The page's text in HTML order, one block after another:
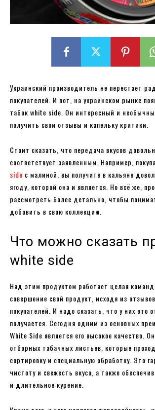
Украинский производитель не перестает
покупателей. И вот, на украинском рынке
табак white side. Он интересный и
получить свои отзывы и капельку критики.
Стоит сказать, что передача вкусов
соответствует заявленным. Например,
side с малиной, вы получите в кальяне
ягоду, которой она и является. Но всё же,
рассмотреть более детально, чтобы
добавить в свою коллекцию.
Что можно сказать
white side
Над этим продуктом работает целая
совершение свой продукт, исходя из
покупателей. И надо сказать, что у них это
получается. Сегодня одним из основных
White Side является его высокое качество.
отборных табачных листьев, которые
сортировку и специальную обработку. Это
чистоту и свежесть вкуса, а также
и длительное курение.